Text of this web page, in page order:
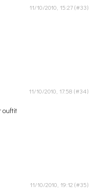
11/10/2010, 15:27
11/10/2010, 17:58
ouftit
11/10/2010, 19:12